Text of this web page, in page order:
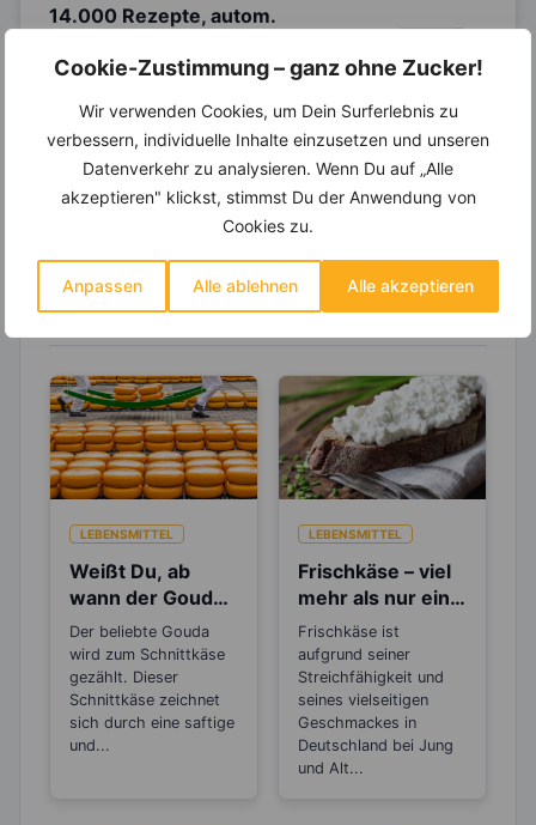
Cookie-Zustimmung – ganz ohne Zucker!
Wir verwenden Cookies, um Dein Surferlebnis zu
verbessern, individuelle Inhalte einzusetzen und unseren
Datenverkehr zu analysieren. Wenn Du auf „Alle
akzeptieren" klickst, stimmst Du der Anwendung von
Cookies zu.
Anpassen Alle ablehnen Alle akzeptieren
14.000 Rezepte, autom.
Einkaufsliste und noch mehr?
Entdecke dieinvikoo-Mitgliedschaft und erhalte
um Deine Ernährung optimal zu gestalten.
Erfahre mehr über die Zutaten
dieses Rezepts
LEBENSMITTEL
Weißt Du, ab
wann der Gouda
als „Alter Gouda“
bezeichnet wird?
Der beliebte Gouda
wird zum Schnittkäse
gezählt. Dieser
Schnittkäse zeichnet
sich durch eine saftige
und...
LEBENSMITTEL
Frischkäse – viel
mehr als nur ein
Brotaufstrich
Frischkäse ist
aufgrund seiner
Streichfähigkeit und
seines vielseitigen
Geschmackes in
Deutschland bei Jung
und Alt...